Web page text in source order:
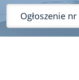
Ogłoszenie nr